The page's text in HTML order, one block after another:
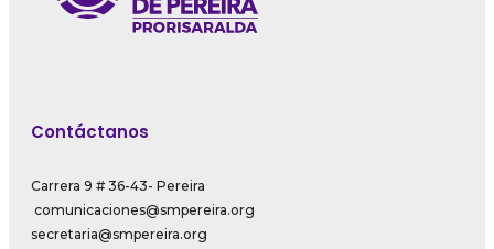
Contáctanos
Carrera 9 # 36-43- Pereira
comunicaciones@smpereira.org
secretaria@smpereira.org